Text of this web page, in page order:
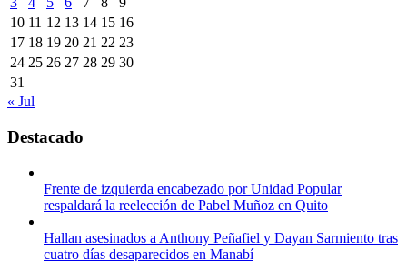
10 11 12 13 14 15 16
17 18 19 20 21 22 23
24 25 26 27 28 29 30
31
« Jul
Destacado
Frente de izquierda encabezado por Unidad Popular
respaldará la reelección de Pabel Muñoz en Quito
Hallan asesinados a Anthony Peñafiel y Dayan Sarmiento tras
cuatro días desaparecidos en Manabí